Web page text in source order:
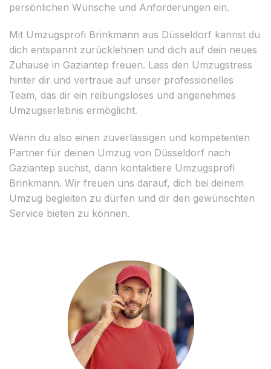
persönlichen Wünsche und Anforderungen ein.
Mit Umzugsprofi Brinkmann aus Düsseldorf kannst du
dich entspannt zurücklehnen und dich auf dein neues
Zuhause in Gaziantep freuen. Lass den Umzugstress
hinter dir und vertraue auf unser professionelles
Team, das dir ein reibungsloses und angenehmes
Umzugserlebnis ermöglicht.
Wenn du also einen zuverlässigen und kompetenten
Partner für deinen Umzug von Düsseldorf nach
Gaziantep suchst, dann kontaktiere Umzugsprofi
Brinkmann. Wir freuen uns darauf, dich bei deinem
Umzug begleiten zu dürfen und dir den gewünschten
Service bieten zu können.